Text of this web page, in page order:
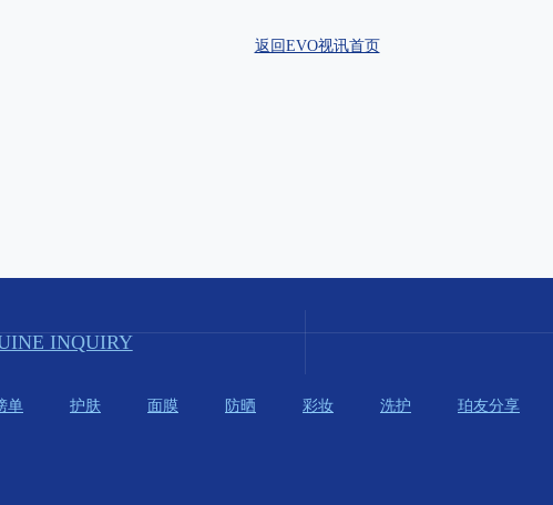
返回EVO视讯首页
INQUIRY
单 护肤 面膜 防晒 彩妆 洗护 珀友分享